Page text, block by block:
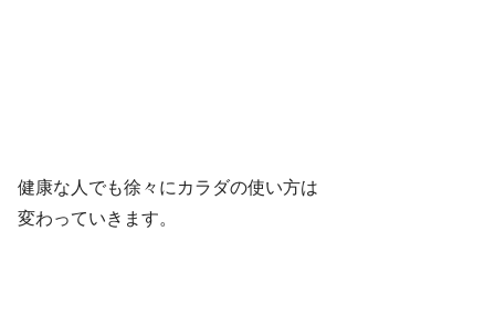
健康な人でも徐々にカラダの使い方は
変わっていきます。